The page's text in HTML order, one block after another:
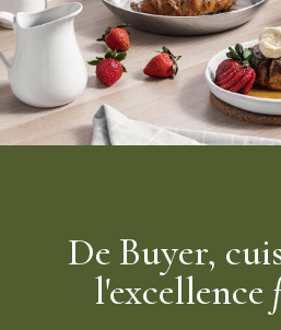
Idéale pour le fouettement
Ne pas mettre au micro-ondes
Dimensions: 16 cm (diamètre) /
Marque: De Buyer
De Buyer,
l'excellence